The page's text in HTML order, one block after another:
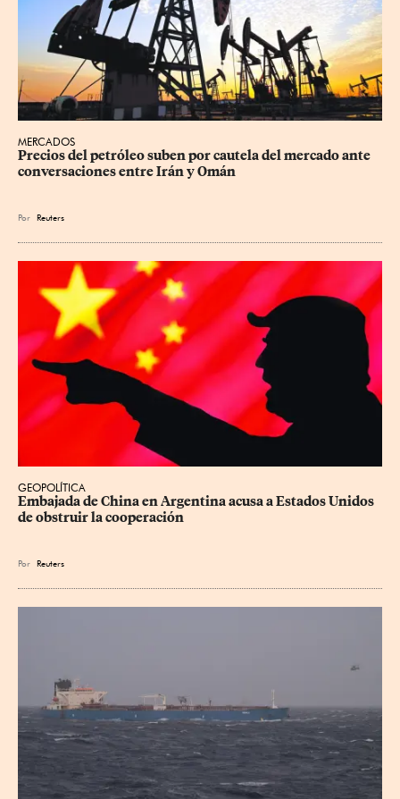
MERCADOS
Precios ⁠del petróleo suben por cautela del mercado ante
conversaciones entre Irán y Omán
Por Reuters
GEOPOLÍTICA
Embajada de China en Argentina acusa a Estados Unidos
de obstruir la cooperación
Por Reuters